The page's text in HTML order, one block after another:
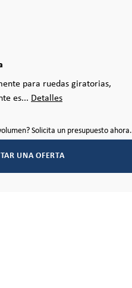
para ruedas giratorias,
es... Detalles
Solicita un presupuesto ahora.
UNA OFERTA